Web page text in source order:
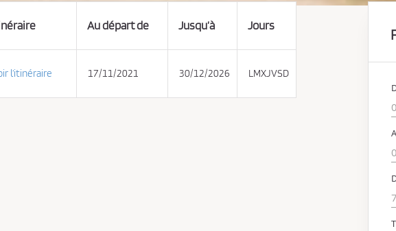
Au départ de Jusqu’à Jours
l’itinéraire 17/11/2021 30/12/2026 LMXJVSD